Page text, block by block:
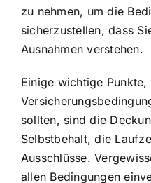
zu nehmen, um die
sicherzustellen, dass
Ausnahmen verstehen.
Einige wichtige
sollten, sind die
Selbstbehalt, die
Ausschlüsse.
allen Bedingungen